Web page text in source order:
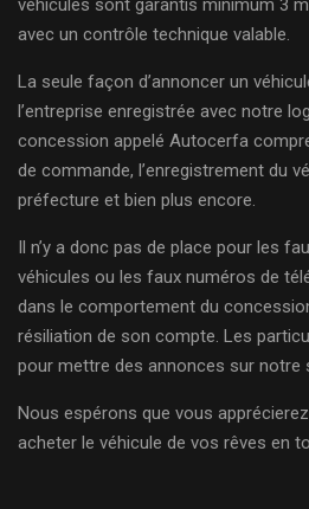
avec un contrôle technique valable.
La seule façon d’annoncer un
l’entreprise enregistrée avec notre
concession appelé Autocerfa
de commande, l’enregistrement du
préfecture et bien plus encore.
Il n’y a donc pas de place pour les
véhicules ou les faux numéros de
dans le comportement du
résiliation de son compte. Les
pour mettre des annonces sur notre
Nous espérons que vous
acheter le véhicule de vos rêves en